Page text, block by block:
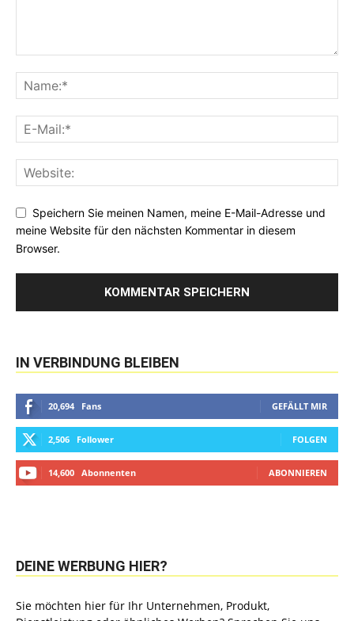
Speichern Sie meinen Namen, meine E-Mail-Adresse und
meine Website für den nächsten Kommentar in diesem
Browser.
IN VERBINDUNG BLEIBEN
20,694 Fans GEFÄLLT MIR
2,506 Follower FOLGEN
14,600 Abonnenten ABONNIEREN
DEINE WERBUNG HIER?
Sie möchten hier für Ihr Unternehmen, Produkt,